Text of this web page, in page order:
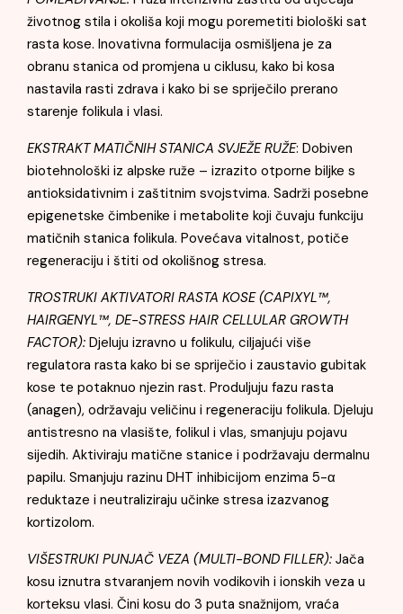
životnog stila i okoliša koji mogu poremetiti biološki sat
rasta kose. Inovativna formulacija osmišljena je za
obranu stanica od promjena u ciklusu, kako bi kosa
nastavila rasti zdrava i kako bi se spriječilo prerano
starenje folikula i vlasi.
EKSTRAKT MATIČNIH STANICA SVJEŽE RUŽE: Dobiven
biotehnološki iz alpske ruže – izrazito otporne biljke s
antioksidativnim i zaštitnim svojstvima. Sadrži posebne
epigenetske čimbenike i metabolite koji čuvaju funkciju
matičnih stanica folikula. Povećava vitalnost, potiče
regeneraciju i štiti od okolišnog stresa.
TROSTRUKI AKTIVATORI RASTA KOSE (CAPIXYL™,
HAIRGENYL™, DE-STRESS HAIR CELLULAR GROWTH
FACTOR): Djeluju izravno u folikulu, ciljajući više
regulatora rasta kako bi se spriječio i zaustavio gubitak
kose te potaknuo njezin rast. Produljuju fazu rasta
(anagen), održavaju veličinu i regeneraciju folikula. Djeluju
antistresno na vlasište, folikul i vlas, smanjuju pojavu
sijedih. Aktiviraju matične stanice i podržavaju dermalnu
papilu. Smanjuju razinu DHT inhibicijom enzima 5-α
reduktaze i neutraliziraju učinke stresa izazvanog
kortizolom.
VIŠESTRUKI PUNJAČ VEZA (MULTI-BOND FILLER): Jača
kosu iznutra stvaranjem novih vodikovih i ionskih veza u
korteksu vlasi. Čini kosu do 3 puta snažnijom, vraća